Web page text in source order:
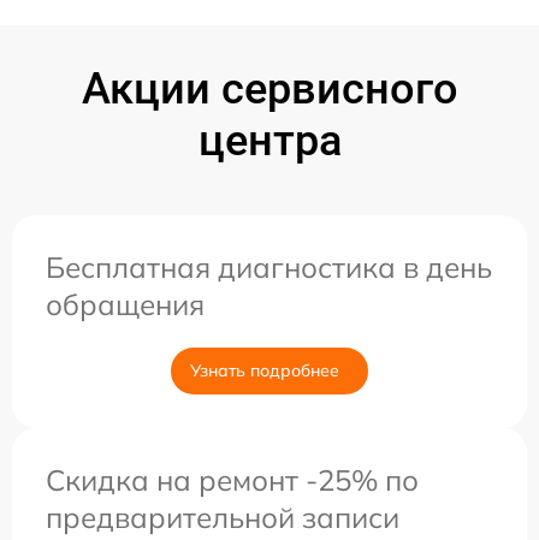
Акции сервисного
центра
Бесплатная диагностика в день
обращения
Узнать подробнее
Скидка на ремонт -25% по
предварительной записи